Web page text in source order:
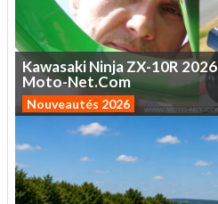
KawasakiNinjaZX-10R2026
Moto-Net.Com
Nouveautés 2026